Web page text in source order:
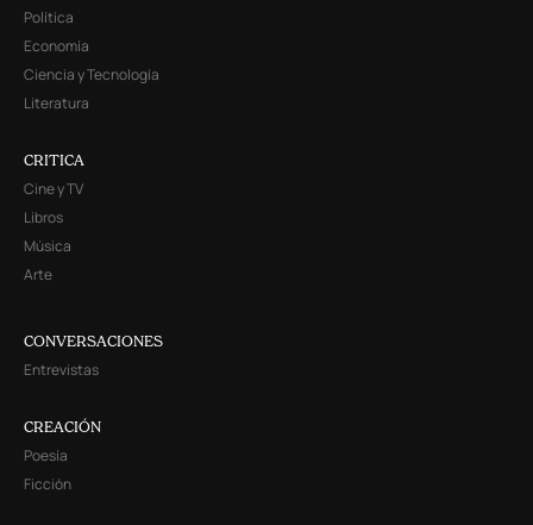
Política
Economía
Ciencia y Tecnología
Literatura
CRITICA
Cine y TV
Libros
Música
Arte
CONVERSACIONES
Entrevistas
CREACIÓN
Poesía
Ficción